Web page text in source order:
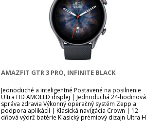
AMAZFIT GTR 3 PRO, INFINITE BLACK
Jednoduché a inteligentné Postavené na posilnenie
Ultra HD AMOLED displej | Jednoduchá 24-hodinová
správa zdravia Výkonný operačný systém Zepp a
podpora aplikácií | Klasická navigácia Crown | 12-
dňová výdrž batérie Klasický prémiový dizajn Ultra H